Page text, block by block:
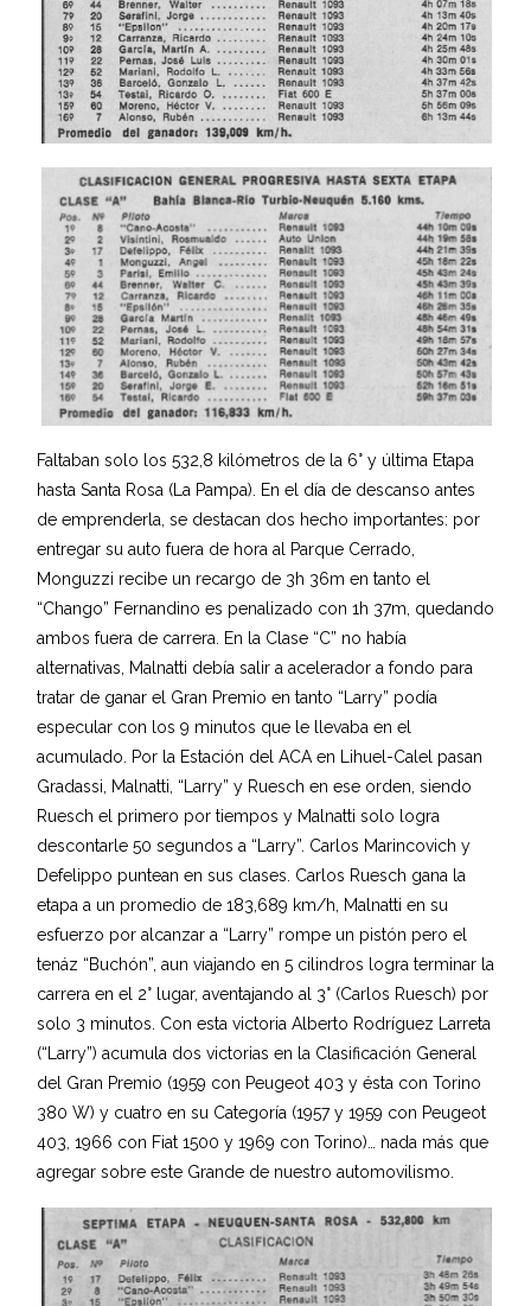
Faltaban solo los 532,8 kilómetros de la 6° y última Etapa
hasta Santa Rosa (La Pampa). En el día de descanso antes
de emprenderla, se destacan dos hecho importantes: por
entregar su auto fuera de hora al Parque Cerrado,
Monguzzi recibe un recargo de 3h 36m en tanto el
“Chango” Fernandino es penalizado con 1h 37m, quedando
ambos fuera de carrera. En la Clase “C” no había
alternativas, Malnatti debía salir a acelerador a fondo para
tratar de ganar el Gran Premio en tanto “Larry” podía
especular con los 9 minutos que le llevaba en el
acumulado. Por la Estación del ACA en Lihuel-Calel pasan
Gradassi, Malnatti, “Larry” y Ruesch en ese orden, siendo
Ruesch el primero por tiempos y Malnatti solo logra
descontarle 50 segundos a “Larry”. Carlos Marincovich y
Defelippo puntean en sus clases. Carlos Ruesch gana la
etapa a un promedio de 183,689 km/h, Malnatti en su
esfuerzo por alcanzar a “Larry” rompe un pistón pero el
tenáz “Buchón”, aun viajando en 5 cilindros logra terminar la
carrera en el 2° lugar, aventajando al 3° (Carlos Ruesch) por
solo 3 minutos. Con esta victoria Alberto Rodríguez Larreta
(“Larry”) acumula dos victorias en la Clasificación General
del Gran Premio (1959 con Peugeot 403 y ésta con Torino
380 W) y cuatro en su Categoría (1957 y 1959 con Peugeot
403, 1966 con Fiat 1500 y 1969 con Torino)… nada más que
agregar sobre este Grande de nuestro automovilismo.